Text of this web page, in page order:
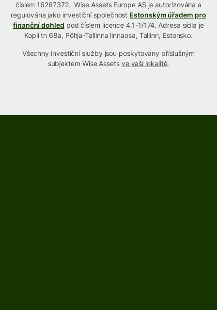
číslem 16267372. Wise Assets Europe AS je autorizována a
regulována jako investiční společnost Estonským úřadem pro
finanční dohled pod číslem licence 4.1-1/174. Adresa sídla je
Kopli tn 68a, Põhja-Tallinna linnaosa, Tallinn, Estonsko.
Všechny investiční služby jsou poskytovány příslušným
subjektem Wise Assets ve vaší lokalitě.